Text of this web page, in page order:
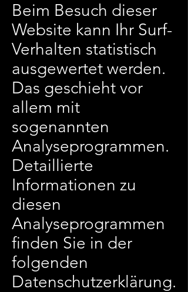
Beim Besuch dieser
Website kann Ihr Surf-
Verhalten statistisch
ausgewertet werden.
Das geschieht vor
allem mit
sogenannten
Analyseprogrammen.
Detaillierte
Informationen zu
diesen
Analyseprogrammen
finden Sie in der
folgenden
Datenschutzerklärung.